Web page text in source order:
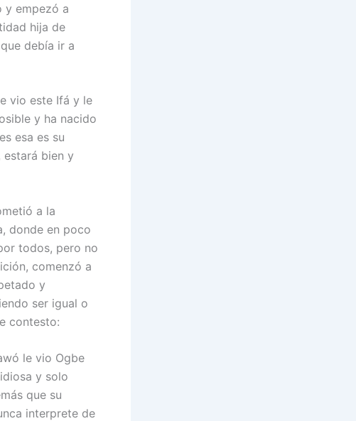
y empezó a
hija de
debía ir a
vio este Ifá y le
y ha nacido
esa es su
bien y
a la
donde en poco
todos, pero no
comenzó a
y
ser igual o
contesto:
le vio Ogbe
y solo
que su
interprete de